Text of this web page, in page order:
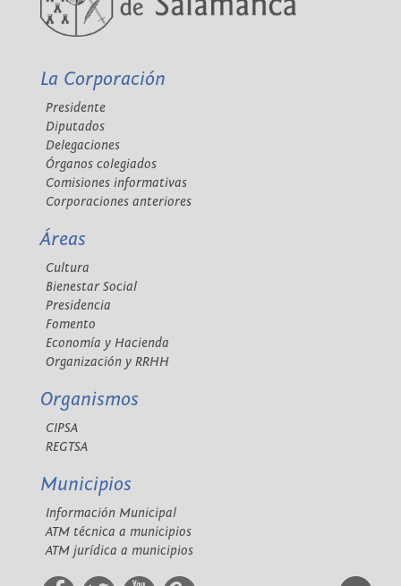
La Corporación
Presidente
Diputados
Delegaciones
Órganos colegiados
Comisiones informativas
Corporaciones anteriores
Áreas
Cultura
Bienestar Social
Presidencia
Fomento
Economía y Hacienda
Organización y RRHH
Organismos
CIPSA
REGTSA
Municipios
Información Municipal
ATM técnica a municipios
ATM jurídica a municipios